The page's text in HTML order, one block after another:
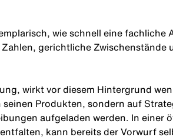
wie schnell eine
gerichtliche
wirkt vor diesem Hintergrund
Produkten, sondern auf
aufgeladen werden. In einer
kann bereits der Vorwurf